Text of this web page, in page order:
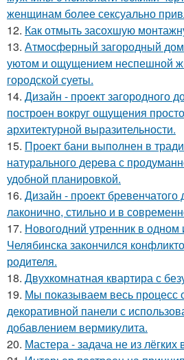
женщинам более сексуально
12. Как отмыть засохшую
13. Атмосферный загородный
уютом и ощущением неспешной
городской суеты.
14. Дизайн - проект загородного
построен вокруг ощущения
архитектурной выразительности.
15. Проект бани выполнен в
натурального дерева с
удобной планировкой.
16. Дизайн - проект
лаконично, стильно и в
17. Новогодний утренник в одном
Челябинска закончился
родителя.
18. Двухкомнатная квартира с
19. Мы показываем весь процесс
декоративной панели с
добавлением вермикулита.
20. Мастера - задача не из лёгких